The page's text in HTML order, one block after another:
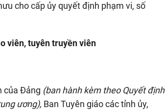
cho cấp ủy quyết định phạm vi, số
viên, tuyên truyền viên
của Đảng (ban hành kèm theo Quyết định
ương), Ban Tuyên giáo các tỉnh ủy,